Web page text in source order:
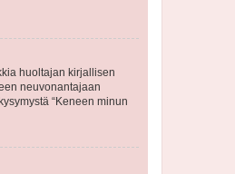
huoltajan kirjallisen
neuvonantajaan
“Keneen minun